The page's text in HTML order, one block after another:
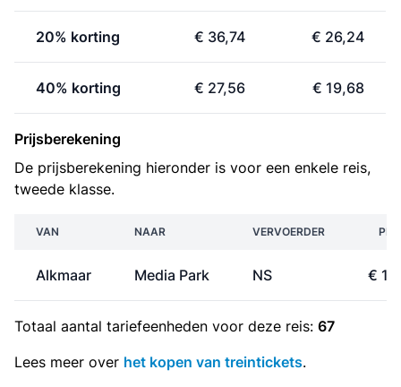
20% korting € 36,74 € 26,24
40% korting € 27,56 € 19,68
Prijsberekening
De prijsberekening hieronder is voor een enkele reis,
tweede klasse.
VAN NAAR VERVOERDER
Alkmaar Media Park NS €
Totaal aantal tariefeenheden voor deze reis: 67
Lees meer over het kopen van treintickets.